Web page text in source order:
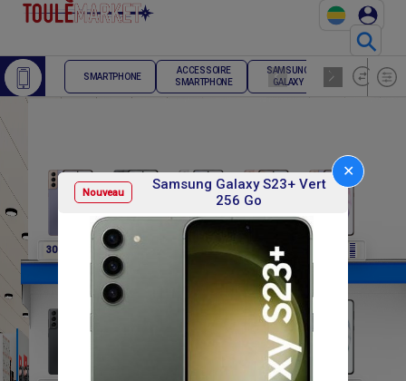
⚲
Nouveau
Samsung Galaxy S23+ Vert
256 Go
✕
SMARTPHONE
ACCESSOIRE
SMARTPHONE
SAMSUNG
GALAXY
TELEPHONE
FIXE
307 800 307 800 307 800 307 800F